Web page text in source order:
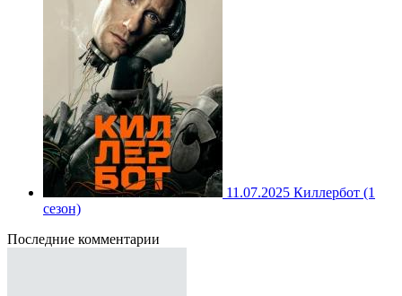
11.07.2025 Киллербот (1
сезон)
Последние комментарии